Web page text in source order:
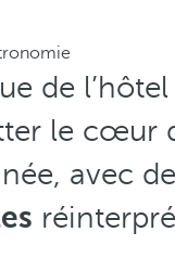
de
le cœur
avec